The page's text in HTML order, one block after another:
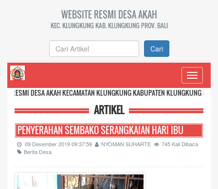
WEBSITE RESMI DESA AKAH
KEC. KLUNGKUNG KAB. KLUNGKUNG PROV. BALI
Cari
Toggle
AKAH KECAMATAN KLUNGKUNG KABUPATEN KLUNGKUNG PROVINSI BALI
ARTIKEL
PENYERAHAN SEMBAKO SERANGKAIAN HARI IBU
09 Desember 2019 09:37:59 NYOMAN SUHARTE
745 Kali Dibaca
Berita Desa